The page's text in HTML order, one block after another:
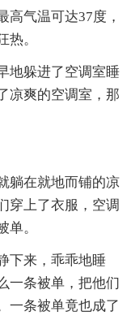
气温可达37度，
。
躲进了空调室睡
凉爽的空调室，那
在就地而铺的凉
穿上了衣服，空调
。
来，乖乖地睡
一条被单，把他们
一条被单竟也成了